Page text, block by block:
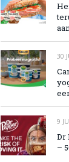
30
9
Dr
–